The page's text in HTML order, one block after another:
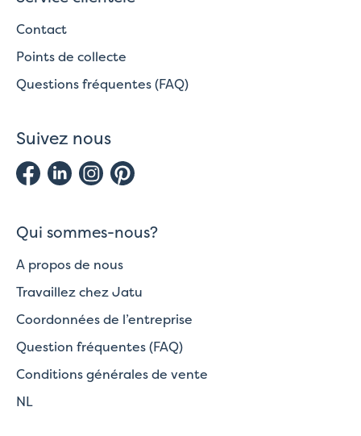
Contact
Points de collecte
Questions fréquentes (FAQ)
Suivez nous
Qui sommes-nous?
A propos de nous
Travaillez chez Jatu
Coordonnées de l’entreprise
Question fréquentes (FAQ)
Conditions générales de vente
NL